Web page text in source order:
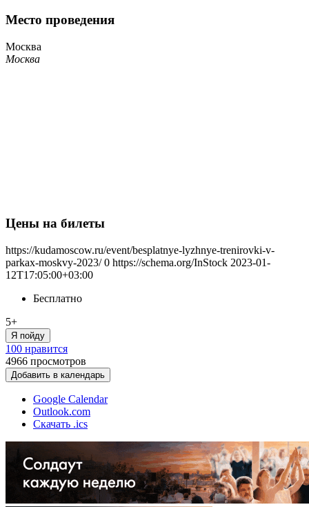
Место проведения
Москва
Москва
Цены на билеты
https://kudamoscow.ru/event/besplatnye-lyzhnye-trenirovki-v-
parkax-moskvy-2023/ 0 https://schema.org/InStock 2023-01-
12T17:05:00+03:00
Бесплатно
5+
Я пойду
100 нравится
4966 просмотров
Добавить в календарь
Google Calendar
Outlook.com
Скачать .ics